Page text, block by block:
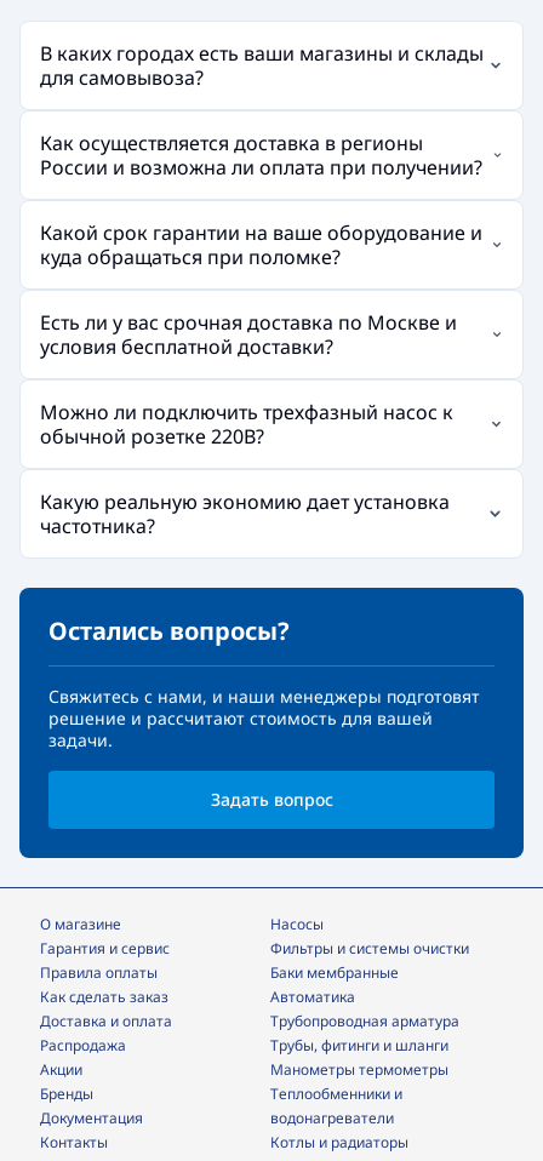
В каких городах есть ваши магазины и склады
для самовывоза?
Как осуществляется доставка в регионы
России и возможна ли оплата при получении?
Какой срок гарантии на ваше оборудование и
куда обращаться при поломке?
Есть ли у вас срочная доставка по Москве и
условия бесплатной доставки?
Можно ли подключить трехфазный насос к
обычной розетке 220В?
Какую реальную экономию дает установка
частотника?
Остались вопросы?
Свяжитесь с нами, и наши менеджеры подготовят
решение и рассчитают стоимость для вашей
задачи.
Задать вопрос
О магазине
Гарантия и сервис
Правила оплаты
Как сделать заказ
Доставка и оплата
Распродажа
Акции
Бренды
Документация
Контакты
Насосы
фильтры и системы очистки
Баки мембранные
Автоматика
трубопроводная арматура
трубы, фитинги и шланги
манометры термометры
теплообменники и
водонагреватели
Котлы и радиаторы